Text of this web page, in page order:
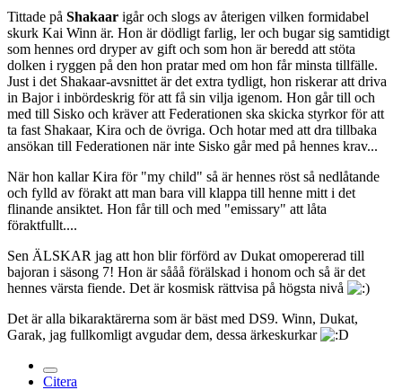
Tittade på Shakaar igår och slogs av återigen vilken formidabel
skurk Kai Winn är. Hon är dödligt farlig, ler och bugar sig samtidigt
som hennes ord dryper av gift och som hon är beredd att stöta
dolken i ryggen på den hon pratar med om hon får minsta tillfälle.
Just i det Shakaar-avsnittet är det extra tydligt, hon riskerar att driva
in Bajor i inbördeskrig för att få sin vilja igenom. Hon går till och
med till Sisko och kräver att Federationen ska skicka styrkor för att
ta fast Shakaar, Kira och de övriga. Och hotar med att dra tillbaka
ansökan till Federationen när inte Sisko går med på hennes krav...
När hon kallar Kira för "my child" så är hennes röst så nedlåtande
och fylld av förakt att man bara vill klappa till henne mitt i det
flinande ansiktet. Hon får till och med "emissary" att låta
föraktfullt....
Sen ÄLSKAR jag att hon blir förförd av Dukat omopererad till
bajoran i säsong 7! Hon är sååå förälskad i honom och så är det
hennes värsta fiende. Det är kosmisk rättvisa på högsta nivå
Det är alla bikaraktärerna som är bäst med DS9. Winn, Dukat,
Garak, jag fullkomligt avgudar dem, dessa ärkeskurkar
Citera